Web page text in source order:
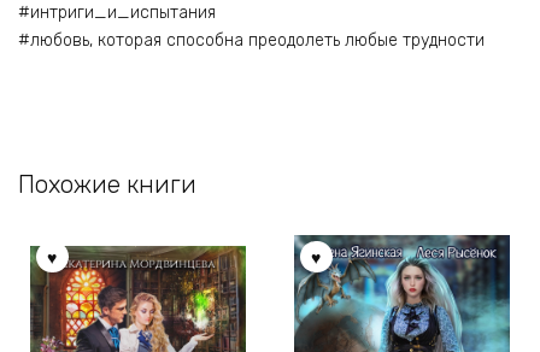
#интриги_и_испытания
#любовь, которая способна преодолеть любые трудности
Похожие книги